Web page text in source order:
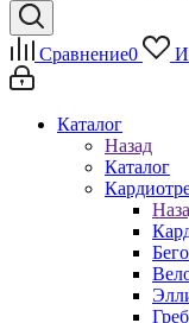
Сравнение0
Каталог
Назад
Каталог